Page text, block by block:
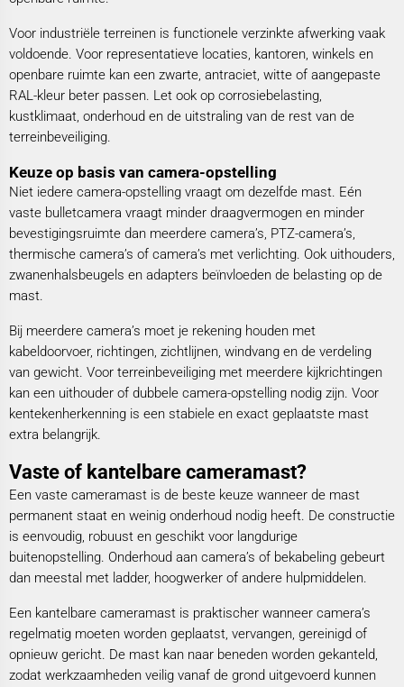
Voor industriële terreinen is functionele verzinkte afwerking vaak
voldoende. Voor representatieve locaties, kantoren, winkels en
openbare ruimte kan een zwarte, antraciet, witte of aangepaste
RAL-kleur beter passen. Let ook op corrosiebelasting,
kustklimaat, onderhoud en de uitstraling van de rest van de
terreinbeveiliging.
Keuze op basis van camera-opstelling
Niet iedere camera-opstelling vraagt om dezelfde mast. Eén
vaste bulletcamera vraagt minder draagvermogen en minder
bevestigingsruimte dan meerdere camera’s, PTZ-camera’s,
thermische camera’s of camera’s met verlichting. Ook uithouders,
zwanenhalsbeugels en adapters beïnvloeden de belasting op de
mast.
Bij meerdere camera’s moet je rekening houden met
kabeldoorvoer, richtingen, zichtlijnen, windvang en de verdeling
van gewicht. Voor terreinbeveiliging met meerdere kijkrichtingen
kan een uithouder of dubbele camera-opstelling nodig zijn. Voor
kentekenherkenning is een stabiele en exact geplaatste mast
extra belangrijk.
Vaste of kantelbare cameramast?
Een vaste cameramast is de beste keuze wanneer de mast
permanent staat en weinig onderhoud nodig heeft. De constructie
is eenvoudig, robuust en geschikt voor langdurige
buitenopstelling. Onderhoud aan camera’s of bekabeling gebeurt
dan meestal met ladder, hoogwerker of andere hulpmiddelen.
Een kantelbare cameramast is praktischer wanneer camera’s
regelmatig moeten worden geplaatst, vervangen, gereinigd of
opnieuw gericht. De mast kan naar beneden worden gekanteld,
zodat werkzaamheden veilig vanaf de grond uitgevoerd kunnen